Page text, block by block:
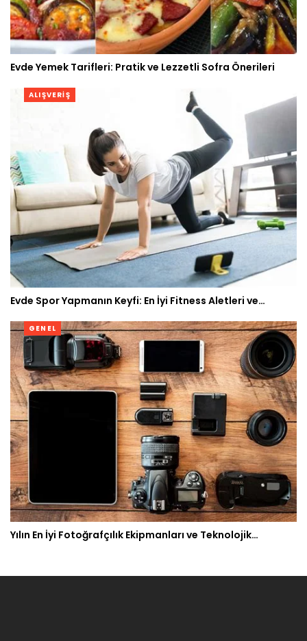
Evde Yemek Tarifleri: Pratik ve Lezzetli Sofra Önerileri
ALIŞVERIŞ
Evde Spor Yapmanın Keyfi: En İyi Fitness Aletleri ve…
GENEL
Yılın En İyi Fotoğrafçılık Ekipmanları ve Teknolojik…